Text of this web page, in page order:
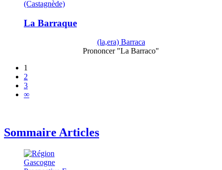
(Castagnède)
La Barraque
(la,era) Barraca
Prononcer "La Barraco"
1
2
3
∞
Sommaire Articles